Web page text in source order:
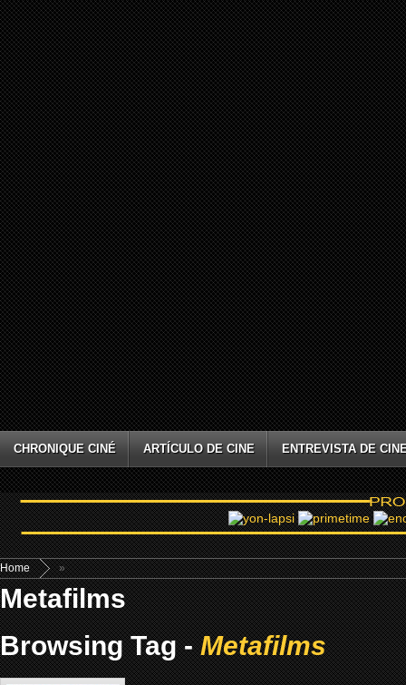
CHRONIQUE CINÉ ARTÍCULO DE CINE ENTREVISTA DE
Home »
Metafilms
Browsing Tag -Metafilms